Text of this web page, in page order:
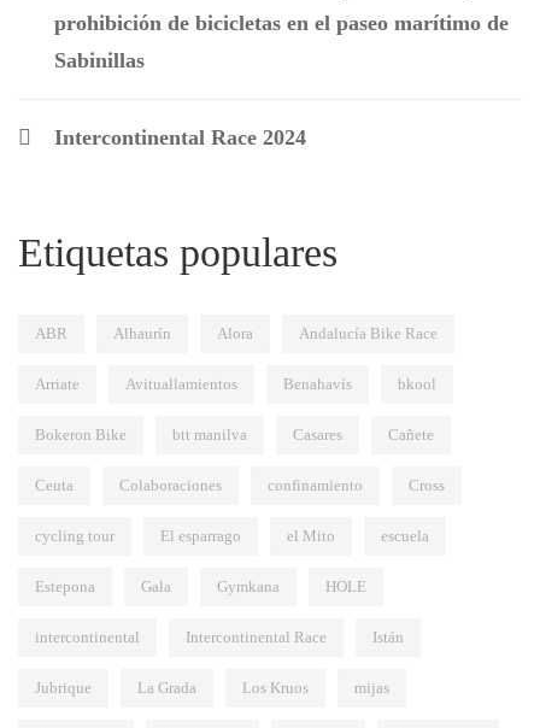
prohibición de bicicletas en el paseo marítimo de
Sabinillas
Intercontinental Race 2024
Etiquetas populares
ABR Alhaurín Alora Andalucía Bike Race
Arriate Avituallamientos Benahavís bkool
Bokeron Bike btt manilva Casares Cañete
Ceuta Colaboraciones confinamiento Cross
cycling tour El esparrago el Mito escuela
Estepona Gala Gymkana HOLE
intercontinental Intercontinental Race Istán
Jubrique La Grada Los Kruos mijas